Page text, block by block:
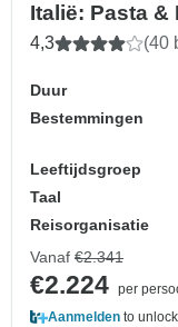
Italië: Pasta &
4,3 (40
Duur
Bestemmingen
Leeftijdsgroep
Taal
Reisorganisatie
Vanaf €2.341
€2.224 per
Aanmelden to